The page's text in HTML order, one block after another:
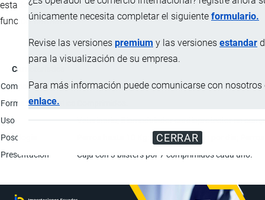
únicamente necesita completar el siguiente formulario.
Revise las versiones premium y las versiones estandar
para la visualización de su empresa.
Para más información puede comunicarse con nosotros
enlace.
CERRAR
estados carenciales y/o trastornos metabólicos que afecten la
función cardiaca.
Característica
Composición (p/v)
Taurina: 6.67%; Gluconato de Mg: 2.0%; Vitamina
Forma farmacéutica
Uso
Veterinario; Biomodulador cardioprotector en
Posología
Perros hasta 10 Kg: 1/2 comprimido por día;
Presentación
Caja con 3 blísters por 7 comprimidos cada uno.